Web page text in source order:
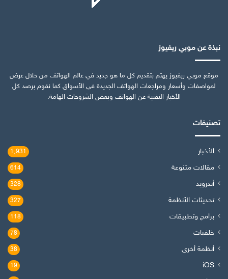
نبذة عن موبي ريفيوز
موقع موبي ريفيوز يهتم بتقديم كل ما هو جديد في عالم الهواتف من خلال عرض
لمواصفات وأسعار ومراجعات الهواتف الجديدة في الأسواق كما نقوم برصد كل
الأخبار التقنية عن الهواتف وبعض الشروحات الهامة.
تصنيفات
الأخبار 1٬931
مقالات متنوعة 614
أندرويد 328
تحديثات الأنظمة 327
برامج وتطبيقات 118
خلفيات 78
أنظمة أخرى 38
iOS
19